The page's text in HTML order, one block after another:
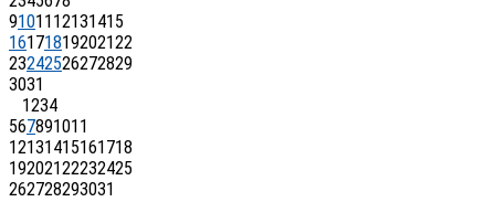
91011 12131415
16171819202122
23242526272829
3031
1234
567891011
12131415161718
19202122232425
262728293031